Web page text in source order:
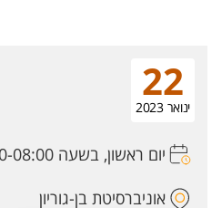
22
ינואר 2023
יום ראשון, בשעה 08:00-08:00
אוניברסיטת בן-גוריון